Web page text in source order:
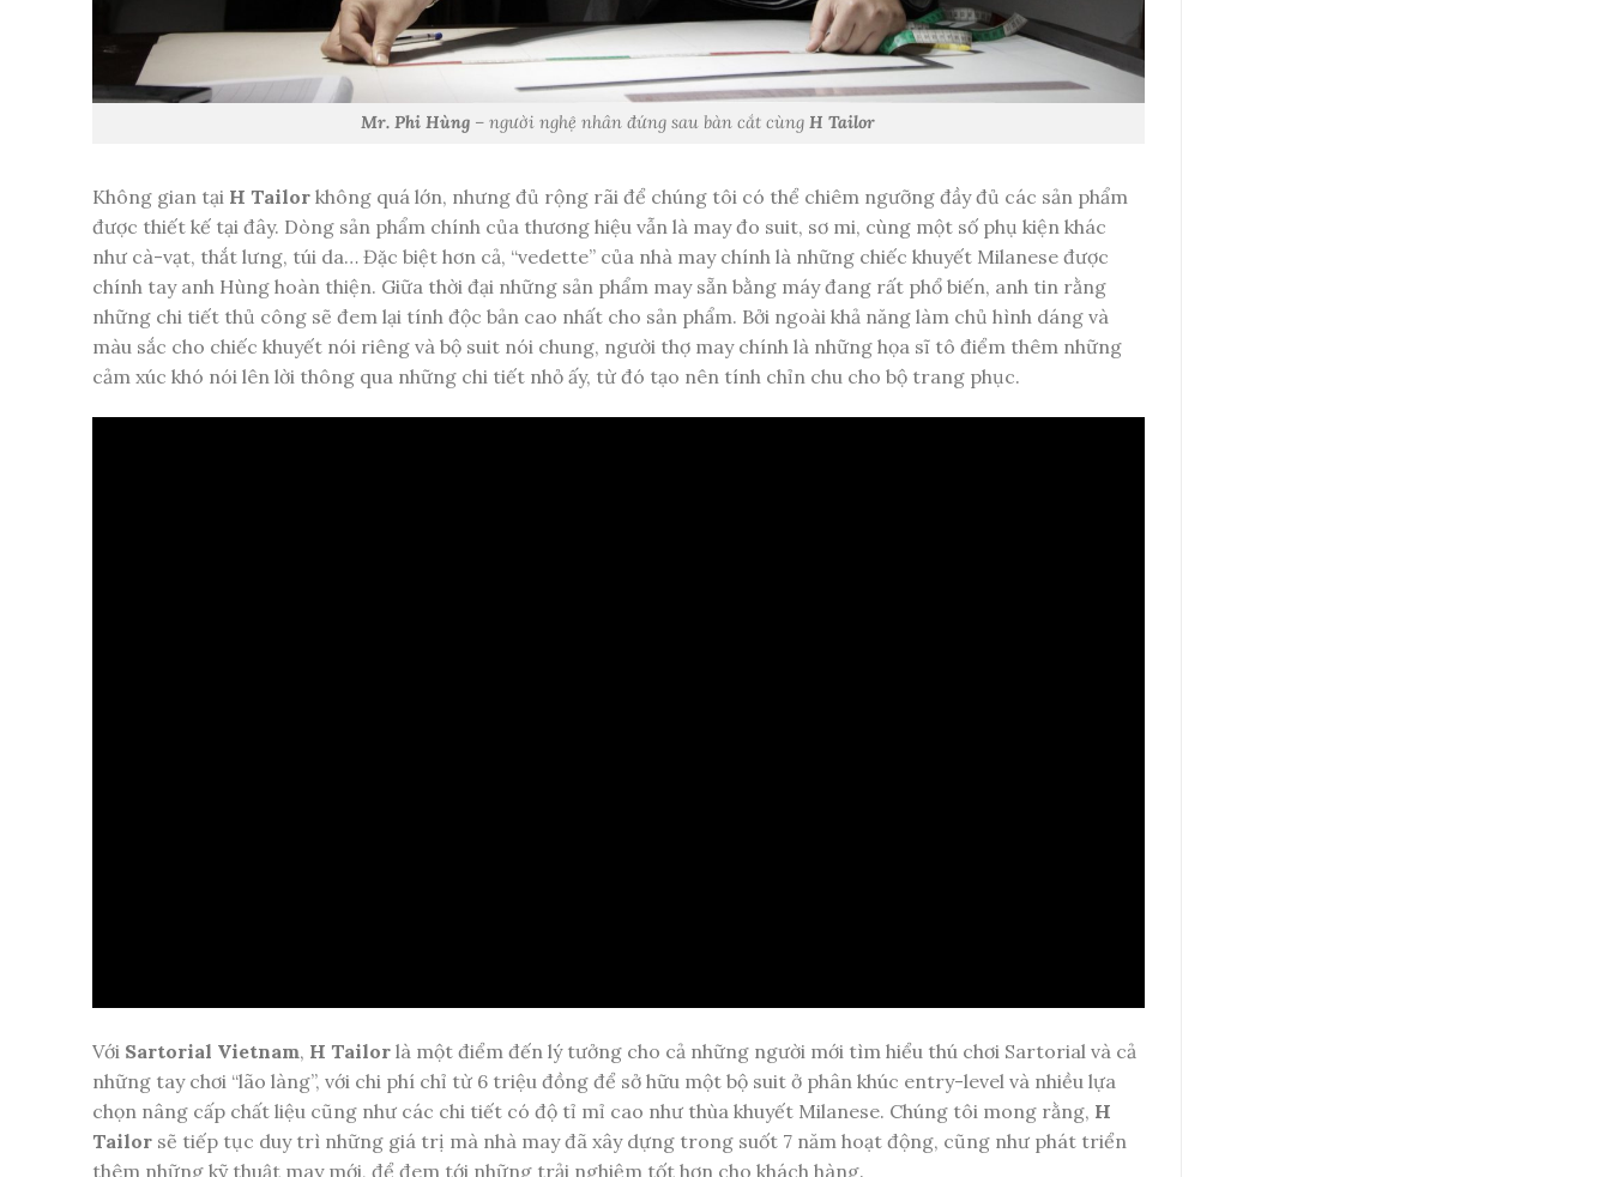
Mr. Phi Hùng – người nghệ nhân đứng sau bàn cắt cùngH Tailor
Không gian tại H Tailor không quá lớn, nhưng đủ rộng rãi để chúng tôi có thể chiêm ngưỡng đầy đủ các sản phẩm
được thiết kế tại đây. Dòng sản phẩm chính của thương hiệu vẫn là may đo suit, sơ mi, cùng một số phụ kiện khác
như cà-vạt, thắt lưng, túi da… Đặc biệt hơn cả, “vedette” của nhà may chính là những chiếc khuyết Milanese được
chính tay anh Hùng hoàn thiện. Giữa thời đại những sản phẩm may sẵn bằng máy đang rất phổ biến, anh tin rằng
những chi tiết thủ công sẽ đem lại tính độc bản cao nhất cho sản phẩm. Bởi ngoài khả năng làm chủ hình dáng và
màu sắc cho chiếc khuyết nói riêng và bộ suit nói chung, người thợ may chính là những họa sĩ tô điểm thêm những
cảm xúc khó nói lên lời thông qua những chi tiết nhỏ ấy, từ đó tạo nên tính chỉn chu cho bộ trang phục.
Với Sartorial Vietnam, H Tailor là một điểm đến lý tưởng cho cả những người mới tìm hiểu thú chơi Sartorial và cả
những tay chơi “lão làng”, với chi phí chỉ từ 6 triệu đồng để sở hữu một bộ suit ở phân khúc entry-level và nhiều lựa
chọn nâng cấp chất liệu cũng như các chi tiết có độ tỉ mỉ cao như thùa khuyết Milanese. Chúng tôi mong rằng, H
Tailor sẽ tiếp tục duy trì những giá trị mà nhà may đã xây dựng trong suốt 7 năm hoạt động, cũng như phát triển
thêm những kỹ thuật may mới, để đem tới những trải nghiệm tốt hơn cho khách hàng.